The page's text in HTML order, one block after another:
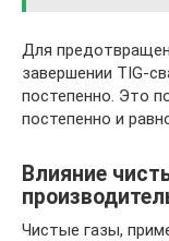
Для
завершении TIG-
постепенно. Это
постепенно и
Влияние
Чистые газы,